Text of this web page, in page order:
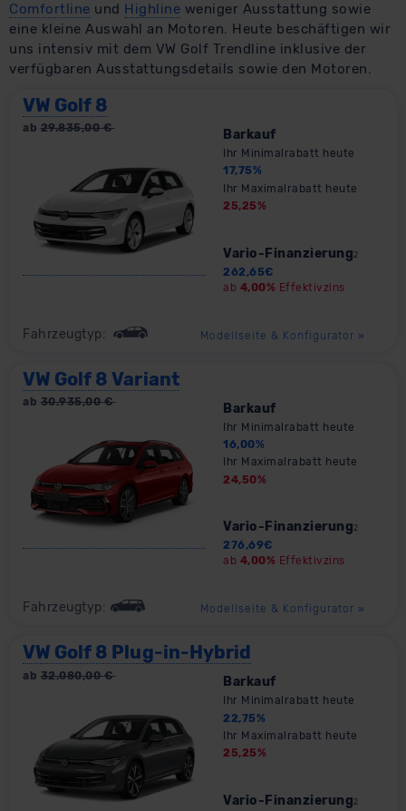
Comfortline und Highline weniger Ausstattung sowie
eine kleine Auswahl an Motoren. Heute beschäftigen wir
uns intensiv mit dem VW Golf Trendline inklusive der
verfügbaren Ausstattungsdetails sowie den Motoren.
VW Golf 8
ab 29.835,00€ Barkauf
Ihr Minimalrabatt heute
17,75%
Ihr Maximalrabatt heute
25,25%
Vario-Finanzierung 2
262,65€
ab 4,00% Effektivzins
Fahrzeugtyp: Modellseite & Konfigurator »
VW Golf 8 Variant
ab 30.935,00€ Barkauf
Ihr Minimalrabatt heute
16,00%
Ihr Maximalrabatt heute
24,50%
Vario-Finanzierung2
276,69€
ab 4,00% Effektivzins
Fahrzeugtyp: Modellseite & Konfigurator »
VW Golf 8 Plug-in-Hybrid
ab 32.080,00€ Barkauf
Ihr Minimalrabatt heute
22,75%
Ihr Maximalrabatt heute
25,25%
Vario-Finanzierung 2